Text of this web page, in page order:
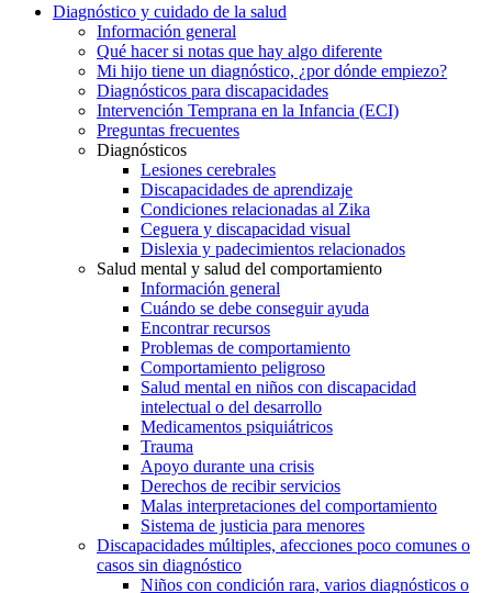
Diagnóstico y cuidado de la salud
Información general
Qué hacer si notas que hay algo diferente
Mi hijo tiene un diagnóstico, ¿por dónde empiezo?
Diagnósticos para discapacidades
Intervención Temprana en la Infancia (ECI)
Preguntas frecuentes
Diagnósticos
Lesiones cerebrales
Discapacidades de aprendizaje
Condiciones relacionadas al Zika
Ceguera y discapacidad visual
Dislexia y padecimientos relacionados
Salud mental y salud del comportamiento
Información general
Cuándo se debe conseguir ayuda
Encontrar recursos
Problemas de comportamiento
Comportamiento peligroso
Salud mental en niños con discapacidad
intelectual o del desarrollo
Medicamentos psiquiátricos
Trauma
Apoyo durante una crisis
Derechos de recibir servicios
Malas interpretaciones del comportamiento
Sistema de justicia para menores
Discapacidades múltiples, afecciones poco comunes o
casos sin diagnóstico
Niños con condición rara, varios diagnósticos o